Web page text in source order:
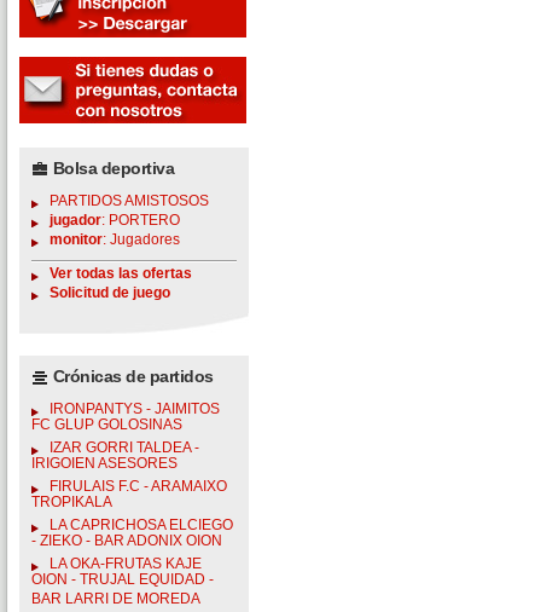
Bolsa deportiva
PARTIDOS AMISTOSOS
jugador: PORTERO
monitor: Jugadores
Ver todas las ofertas
Solicitud de juego
Crónicas de partidos
IRONPANTYS - JAIMITOS
FC GLUP GOLOSINAS
IZAR GORRI TALDEA -
IRIGOIEN ASESORES
FIRULAIS F.C - ARAMAIXO
TROPIKALA
LA CAPRICHOSA ELCIEGO
- ZIEKO - BAR ADONIX OION
LA OKA-FRUTAS KAJE
OION - TRUJAL EQUIDAD -
BAR LARRI DE MOREDA